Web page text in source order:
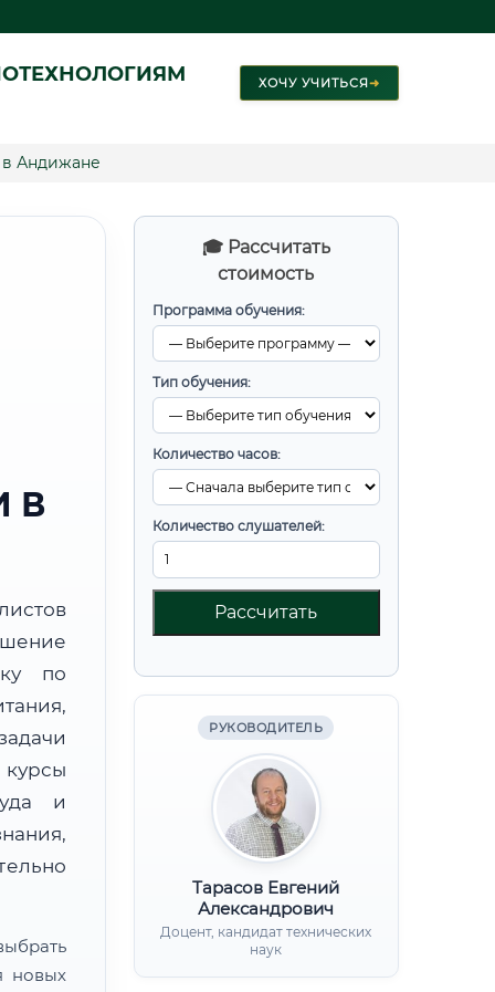
ХОЧУ УЧИТЬСЯ➜
в Андижане
🎓 Рассчитать
стоимость
Программа обучения:
Тип обучения:
Количество часов:
Количество слушателей:
Рассчитать
РУКОВОДИТЕЛЬ
Тарасов Евгений
Александрович
Доцент, кандидат технических
наук
В
по
и
новых